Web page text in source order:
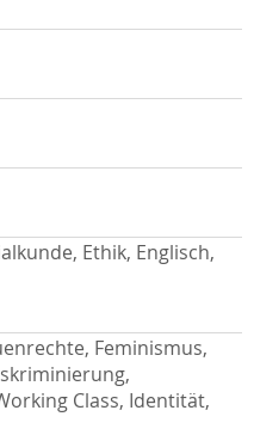
Ethik, Englisch,
Feminismus,
Class, Identität,